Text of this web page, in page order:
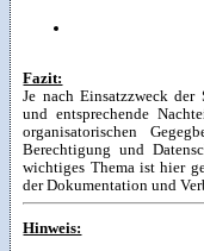
Fazit:
Je nach Einsatzzweck
und entsprechende
organisatorischen
Berechtigung und
wichtiges Thema ist hier
der Dokumentation und
Hinweis: